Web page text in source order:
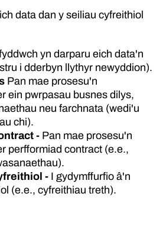
data dan y seiliau cyfreithiol
yn darparu eich data'n
i dderbyn llythyr newyddion).
Pan mae prosesu'n
ein pwrpasau busnes dilys,
neu farchnata (wedi'u
chi).
- Pan mae prosesu'n
perfformiad contract (e.e.,
- I gydymffurfio â'n
(e.e., cyfreithiau treth).